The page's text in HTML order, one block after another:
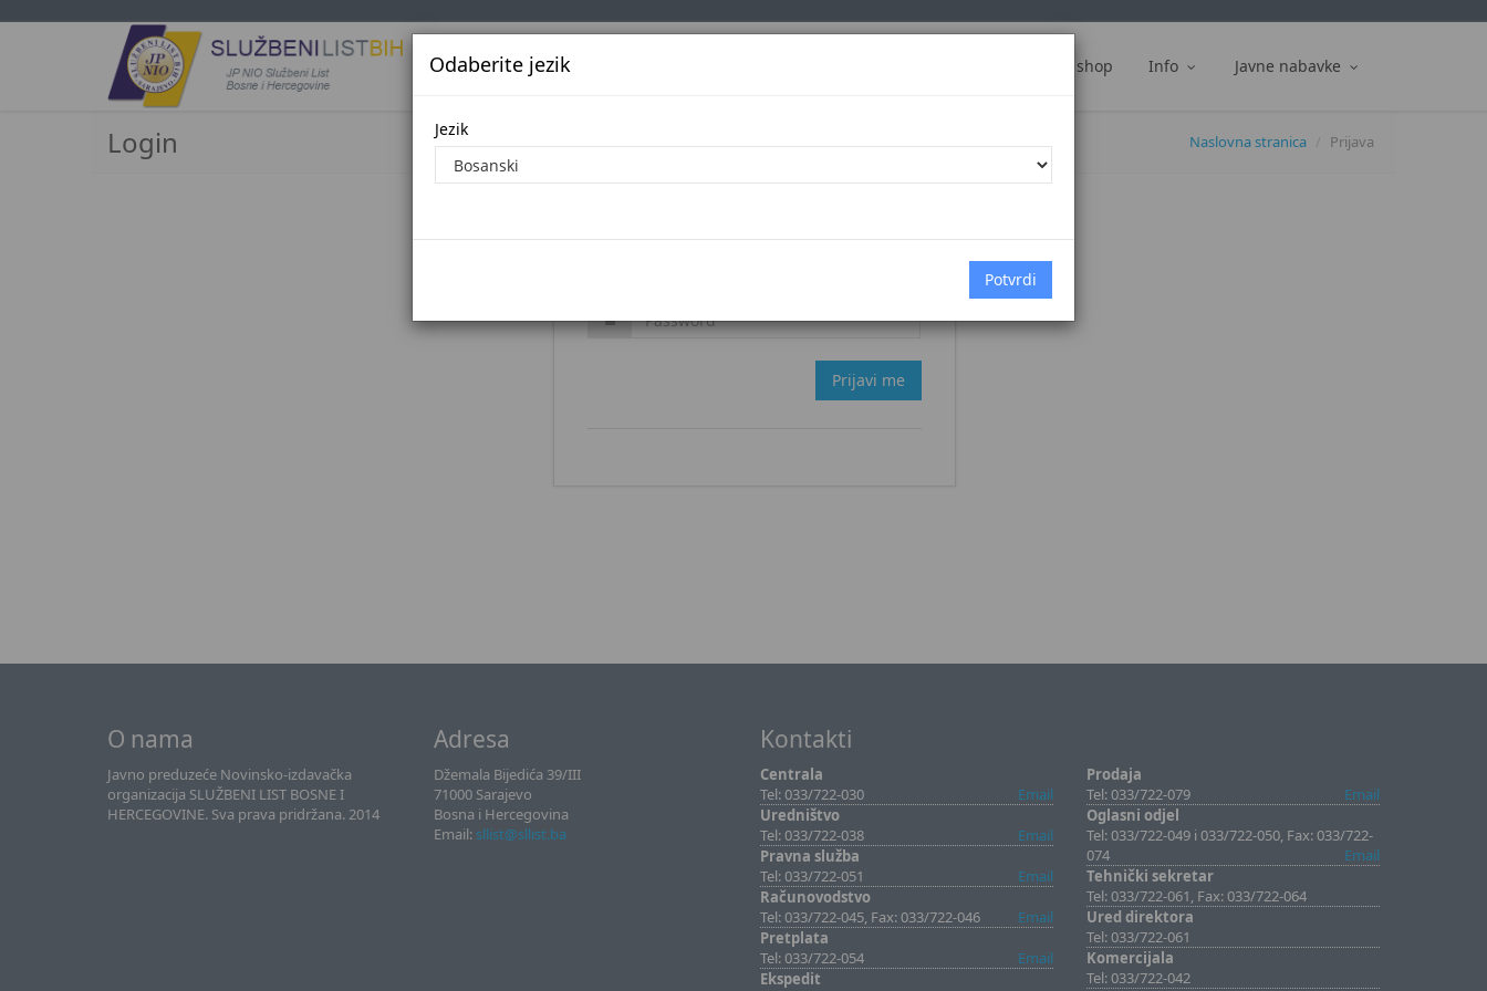
Jezik Službena glasila Web shop Info Javne nabavke
Odaberite jezik
Jezik
Login Naslovna stranica Prijava
Zaboravljena šifra?
Prijavi me
O nama
Javno preduzeće Novinsko-izdavačka
organizacija SLUŽBENI LIST BOSNE I
HERCEGOVINE. Sva prava pridržana. 2014
Adresa
Džemala Bijedića 39/III
71000 Sarajevo
Bosna i Hercegovina
Email: sllist@sllist.ba
Kontakti
Centrala
Tel: 033/722-030
Email
Uredništvo
Tel: 033/722-038
Email
Pravna služba
Tel: 033/722-051
Email
Računovodstvo
Tel: 033/722-045, Fax: 033/722-046
Email
Pretplata
Tel: 033/722-054
Email
Ekspedit
Prodaja
Tel: 033/722-079
Email
Oglasni odjel
Tel: 033/722-049 i 033/722-050, Fax: 033/722-
074
Email
Tehnički sekretar
Tel: 033/722-061, Fax: 033/722-064
Ured direktora
Tel: 033/722-061
Komercijala
Tel: 033/722-042